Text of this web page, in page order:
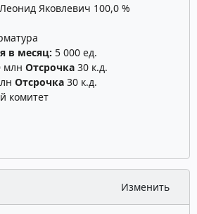
Яковлевич 100,0 %
в месяц: 5 000 ед.
млн Отсрочка30 к.д.
Отсрочка30 к.д.
комитет
Изменить